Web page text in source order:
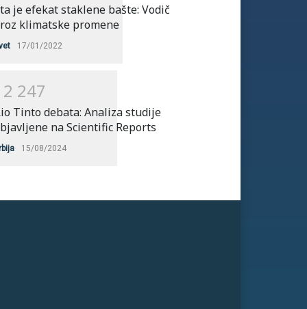
je efekat staklene bašte: Vodič
klimatske promene
17/01/2022
2 247
Tinto debata: Analiza studije
na Scientific Reports
15/08/2024